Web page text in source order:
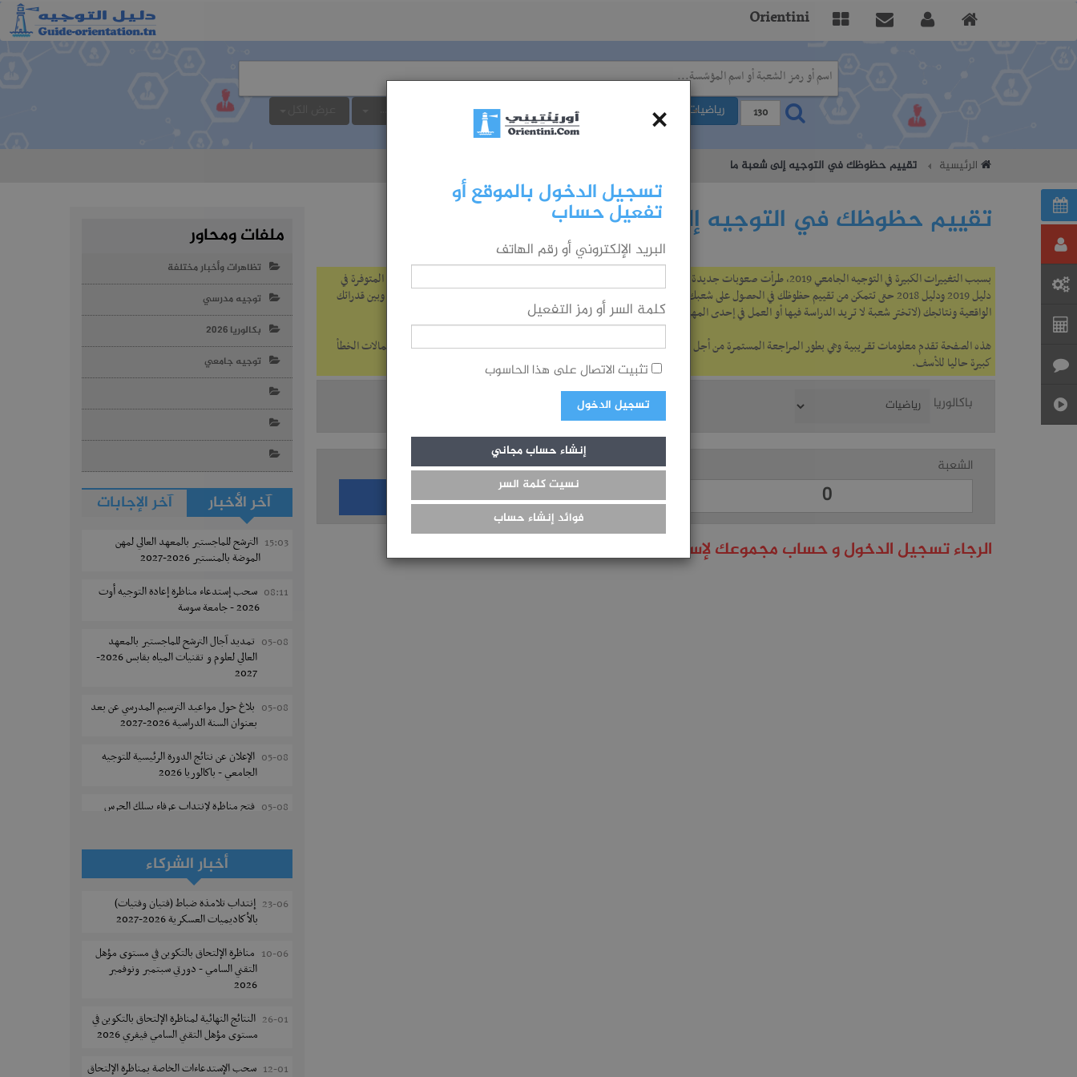
Orientini
الجامعة... المجال... الولاية... رياضيات
الرئيسية تقييم حظوظك في التوجيه إلى شعبة ما
تقييم حظوظك في التوجيه إلى شعبة ما
بسبب التغييرات الكبيرة في التوجيه الجامعي 2019، طرأت صعوبات جديدة على عملية الاختيار، وهدف هذه الصفحة هو مساعدتك على تحليل المعطيات المتوفرة في
دليل 2019 ودليل 2018 حتى تتمكن من تقييم حظوظك في الحصول على شعبك المفضلة.‎ ويكون الاختيار صحيحا إن وقعت المواءمة فيه بين ميولك المهنية وبين قدراتك
الواقعية ونتائجك (لاتختر شعبة لا تريد الدراسة فيها أو العمل في إحدى المهن التي تؤدي إليها، ولا تبالغ في الحلم دون مراعاة لنتائجك وقدراتك).
هذه الصفحة تقدم معلومات تقريبية وهي بطور المراجعة المستمرة من أجل تدقيق المعطيات، نرجو منكم الاستعانة بما تقدمه الصفحة مع الحذر لأن احتمالات الخطأ
كبيرة حاليا للأسف.
باكالوريا المجموع
الشعبة
الرجاء تسجيل الدخول و حساب مجموعك لإستعمال هذه الخدمة
ملفات ومحاور
تظاهرات وأخبار مختلفة
توجيه مدرسي
بكالوريا 2026
توجيه جامعي
آخر الأخبار آخر الإجابات
15:03 الترشح للماجستير بالمعهد العالي لمهن
الموضة بالمنستير 2026-2027
08:11 سحب إستدعاء مناظرة إعادة التوجيه أوت
2026 - جامعة سوسة
05-08 تمديد آجال الترشح للماجستير بالمعهد
العالي لعلوم و تقنيات المياه بقابس 2026-
2027
05-08 بلاغ حول مواعيد الترسيم المدرسي عن بعد
بعنوان السنة الدراسية 2026-2027
05-08 الإعلان عن نتائج الدورة الرئيسية للتوجيه
الجامعي - باكالوريا 2026
05-08 فتح مناظرة لإنتداب عرفاء بسلك الحرس
تسجيل طلبة كلية الآداب والفنون
والإنسانيات بمنوبة 2026-2027
05-08 المعهد العالي للرياضة و التربية البدنية
بقصر السعيد : ترسيم السنوات الثانية
تمديد آجال الترشح للماجستير بكلية العلوم
بقابس 2026-2027
05-08 كلية العلوم الإقتصادية والتصرف بسوسة :
الترشح لماجستير مهني جديد
05-08 الترشح للماجستير بالمعهد العالي للرياضة
أخبار الشركاء
23-06 إنتداب تلامذة ضباط (فتيان وفتيات)
بالأكاديميات العسكرية 2026-2027
10-06 مناظرة الإلتحاق بالتكوين في مستوى مؤهل
التقني السامي - دورتي سبتمبر ونوفمبر
2026
26-01 النتائج النهائية لمناظرة الإلتحاق بالتكوين في
مستوى مؤهل التقني السامي فيفري 2026
12-01 سحب الإستدعاءات الخاصة بمناظرة الإلتحاق
×
تسجيل الدخول بالموقع أو
تفعيل حساب
البريد الإلكتروني أو رقم الهاتف
كلمة السر أو رمز التفعيل
تثبيت الاتصال على هذا الحاسوب
تسجيل الدخول
إنشاء حساب مجاني
نسيت كلمة السر
فوائد إنشاء حساب